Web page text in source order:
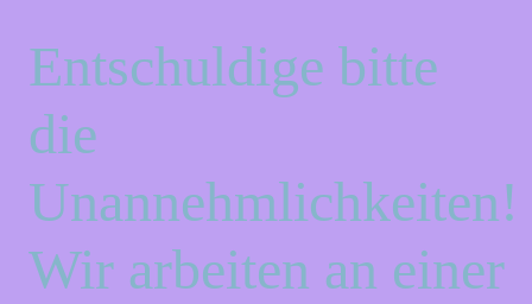
Entschuldige bitte
die
Unannehmlichkeiten!
Wir arbeiten an einer